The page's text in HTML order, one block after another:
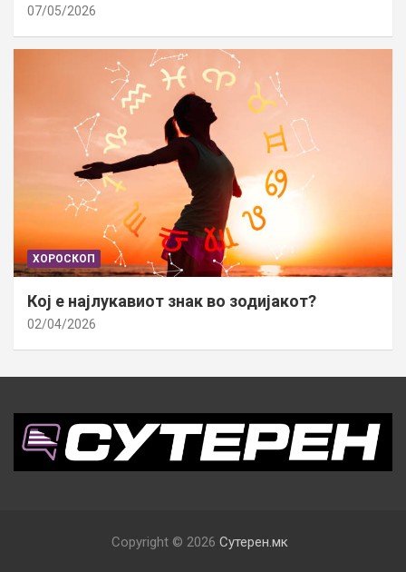
07/05/2026
ХОРОСКОП
Кој е најлукавиот знак во зодијакот?
02/04/2026
Copyright © 2026 Сутерен.мк